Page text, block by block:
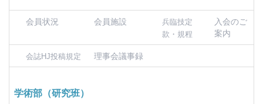
会員状況 会員施設
兵臨技定
款・規程
入会のご
案内
会誌HJ投稿規定 理事会議事録
学術部（研究班）